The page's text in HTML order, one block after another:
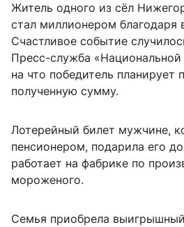
Житель одного из сёл
стал миллионером
Счастливое событие
Пресс-служба
на что победитель планирует
полученную сумму.
Лотерейный билет мужчине,
пенсионером, подарила его
работает на фабрике по
мороженого.
Семья приобрела